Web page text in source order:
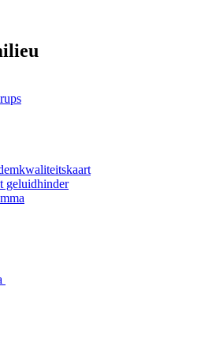
geluidhinder